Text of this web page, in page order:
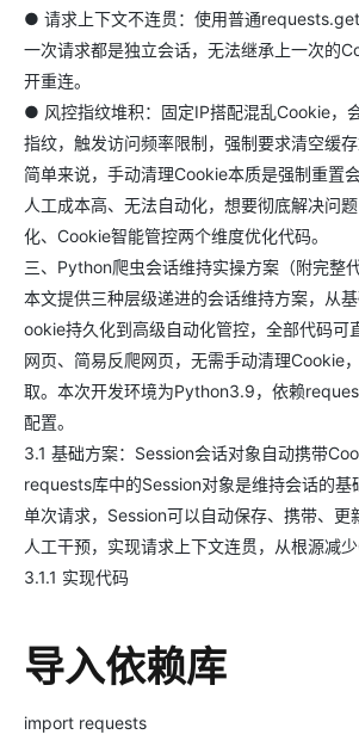
● 请求上下文不连贯：使用普通
一次请求都是独立会话，无法继承上一次的
开重连。
● 风控指纹堆积：固定IP搭配混乱Cookie，
指纹，触发访问频率限制，强制要求清空缓存
简单来说，手动清理Cookie本质是强制重置
人工成本高、无法自动化，想要彻底解决问
化、Cookie智能管控两个维度优化代码。
三、Python爬虫会话维持实操方案（附完整代
本文提供三种层级递进的会话维持方案，从
ookie持久化到高级自动化管控，全部代码可
网页、简易反爬网页，无需手动清理Cookie
取。本次开发环境为Python3.9，依赖
配置。
3.1 基础方案：Session会话对象自动携带
requests库中的Session对象是维持会话的基
单次请求，Session可以自动保存、携带、更
人工干预，实现请求上下文连贯，从根源减少
3.1.1 实现代码
导入依赖库
import requests